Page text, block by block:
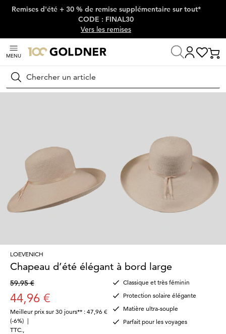
Passer la navigation, aller directement au contenu
Remises d'été + 30 % de remise supplémentaire sur tout*
CODE : FINAL30
Vers les remises
MENU
Rechercher
Maison Mode femme Vêtements de voyage
LOEVENICH
Chapeau d’été élégant à bord large
59,95 €
44,96 €
Meilleur prix sur 30 jours** : 47,96 €
(-6%) |
TTC.
Classique et très féminin
Protection solaire élégante
Matière ultra-souple
Parfait pour les voyages